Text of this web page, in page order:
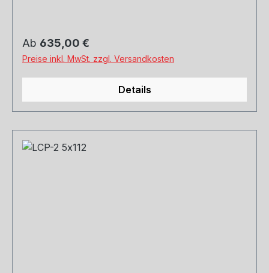
Regulärer Preis:
Ab 635,00 €
Preise inkl. MwSt. zzgl. Versandkosten
Details